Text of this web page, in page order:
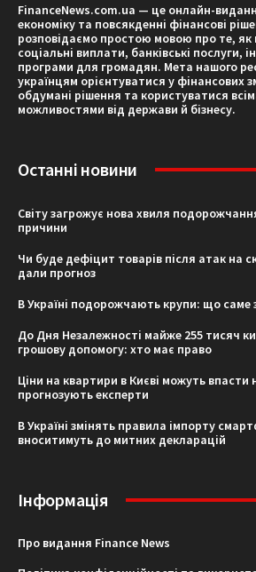
FinanceNews.com.ua — це онлайн-
економіку та повсякденні фінансові
розповідаємо простою мовою про те,
соціальні виплати, банківські послуги,
програми для громадян. Мета нашого
українцям орієнтуватися у фінансових
обдумані рішення та користуватися
можливостями від держави й бізнесу.
Останні новини
Світу загрожує нова хвиля
причини
Чи буде дефіцит товарів після атак на
дали прогноз
В Україні подорожчають крупи: що саме
До Дня Незалежності майже 255 тисяч
грошову допомогу: хто має право
Ціни на квартири в Києві можуть
прогнозують експерти
В Україні змінять правила імпорту
вноситимуть до митних декларацій
Інформація
Про видання Finance News